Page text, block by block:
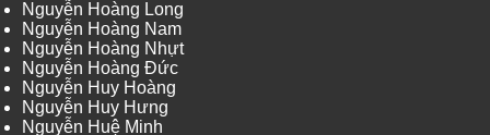
Nguyễn Hoàng Long
Nguyễn Hoàng Nam
Nguyễn Hoàng Nhựt
Nguyễn Hoàng Đức
Nguyễn Huy Hoàng
Nguyễn Huy Hưng
Nguyễn Huệ Minh